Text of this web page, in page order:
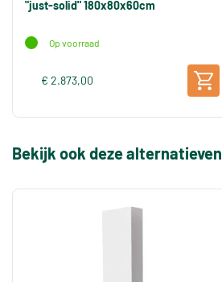
"just-solid" 180x80x60cm
Op voorraad
€ 2.873,00
Bekijk ook deze alternatieven